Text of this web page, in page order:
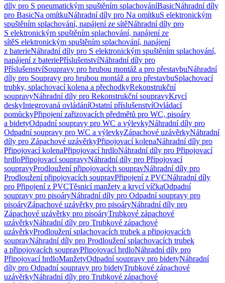
díly pro S pneumatickým spuštěním splachováníBasicNáhradní díly
pro BasicNa omítkuNáhradní díly pro Na omítkuS elektronickým
spuštěním splachování, napájení ze sítěNáhradní díly pro
S elektronickým spuštěním splachování, napájení ze
sítěS elektronickým spuštěním splachování, napájení
z baterieNáhradní díly pro S elektronickým spuštěním splachování,
napájení z bateriePříslušenstvíNáhradní díly pro
PříslušenstvíSoupravy pro hrubou montáž a pro přestavbuNáhradní
díly pro Soupravy pro hrubou montáž a pro přestavbuSplachovací
trubky, splachovací kolena a přechodkyRekonstrukční
soupravyNáhradní díly pro Rekonstrukční soupravyKrycí
deskyIntegrovaná ovládáníOstatní příslušenstvíOvládací
pomůckyPřipojení zařizovacích předmětů pro WC, pisoáry
a bidetyOdpadní soupravy pro WC a výlevkyNáhradní díly pro
Odpadní soupravy pro WC a výlevkyZápachové uzávěrkyNáhradní
díly pro Zápachové uzávěrkyPřipojovací kolenaNáhradní díly pro
Připojovací kolenaPřipojovací hrdloNáhradní díly pro Připojovací
hrdloPřipojovací soupravyNáhradní díly pro Připojovací
soupravyProdloužení připojovacích soupravNáhradní díly pro
Prodloužení připojovacích soupravPřipojení z PVCNáhradní díly
pro Připojení z PVCTěsnicí manžety a krycí víčkaOdpadní
soupravy pro pisoáryNáhradní díly pro Odpadní soupravy pro
pisoáryZápachové uzávěrky pro pisoáryNáhradní díly pro
Zápachové uzávěrky pro pisoáryTrubkové zápachové
uzávěrkyNáhradní díly pro Trubkové zápachové
uzávěrkyProdloužení splachovacích trubek a připojovacích
soupravNáhradní díly pro Prodloužení splachovacích trubek
a připojovacích soupravPřipojovací hrdloNáhradní díly pro
Připojovací hrdloManžetyOdpadní soupravy pro bidetyNáhradní
díly pro Odpadní soupravy pro bidetyTrubkové zápachové
uzávěrkyNáhradní díly pro Trubkové zápachové